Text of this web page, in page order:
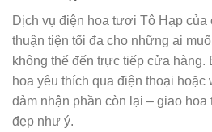
Dịch vụ điện hoa tươi Tô Hạp
thuận tiện tối đa cho những ai
không thể đến trực tiếp cửa hàng.
hoa yêu thích qua điện thoại hoặc
đảm nhận phần còn lại – giao hoa
đẹp như ý.